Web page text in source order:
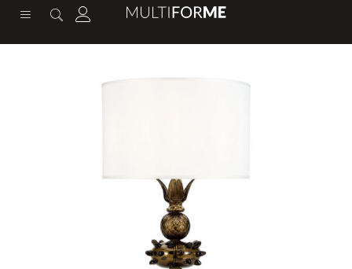
содержимому